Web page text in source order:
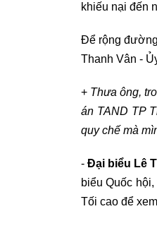
khiếu nại đến
Để rộng
Thanh Vân -
+ Thưa ông,
án TAND TP
quy chế mà
-Đại biểu Lê
biểu Quốc
Tối cao để